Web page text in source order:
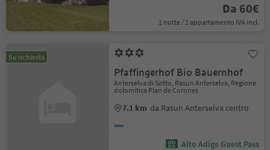
Da 60€
1 notte / 1 appartamento IVA incl.
Su richiesta
Pfaffingerhof Bio Bauernhof
Anterselva di Sotto, Rasun Anterselva, Regione
dolomitica Plan de Corones
7.1 km da Rasun Anterselva centro
Alto Adige Guest Pass